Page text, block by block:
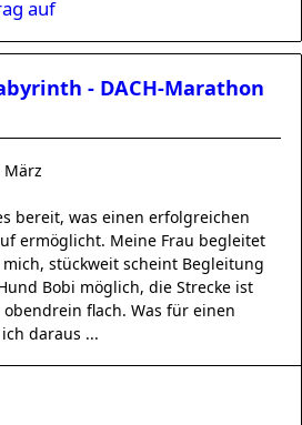
auf
- DACH-Marathon
März
bereit, was einen erfolgreichen
ermöglicht. Meine Frau begleitet
stückweit scheint Begleitung
Bobi möglich, die Strecke ist
flach. Was für einen
daraus ...